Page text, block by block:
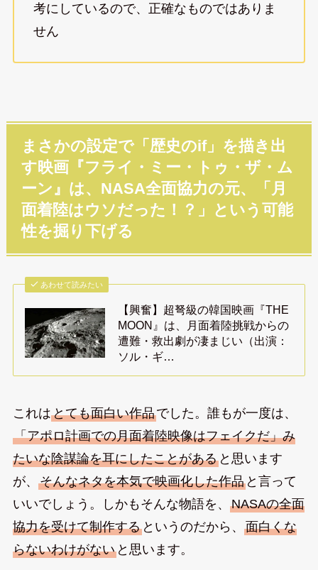
考にしているので、正確なものではありま
せん
まさかの設定で「歴史のif」を描き出
す映画『フライ・ミー・トゥ・ザ・ム
ーン』は、NASA全面協力の元、「月
面着陸はウソだった！？」という可能
性を掘り下げる
あわせて読みたい
【興奮】超弩級の韓国映画『THE
MOON』は、月面着陸挑戦からの
遭難・救出劇が凄まじい（出演：
ソル・ギ…
これはとても面白い作品でした。誰もが一度は、
「アポロ計画での月面着陸映像はフェイクだ」み
たいな陰謀論を耳にしたことがあると思います
が、 そんなネタを本気で映画化した作品と言って
いいでしょう。しかもそんな物語を、 NASAの全面
協力を受けて制作するというのだから、 面白くな
らないわけがないと思います。